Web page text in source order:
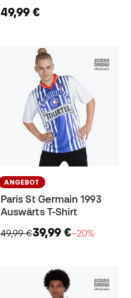
49,99 €
ANGEBOT
Paris St Germain 1993
Auswärts T-Shirt
49,99 €39,99 €−20%